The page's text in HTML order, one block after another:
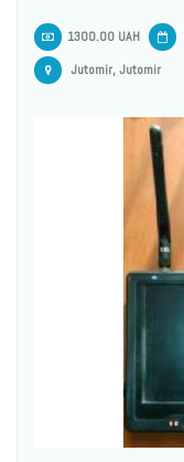
1300.00 UAH
Jutomir, Jutomir